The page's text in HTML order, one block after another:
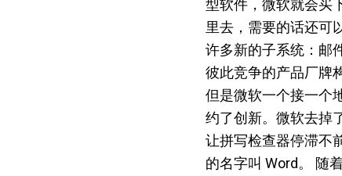
型软件，微软就会买
里去，需要的话还可
许多新的子系统：邮
彼此竞争的产品厂牌
但是微软一个接一个
约了创新。微软去掉
让拼写检查器停滞不
的名字叫 Word。 随